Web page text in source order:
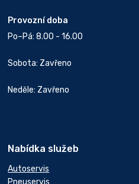
Provozní doba
Po–Pá: 8.00 - 16.00
Sobota: Zavřeno
Neděle: Zavřeno
Nabídka služeb
Autoservis
Pneuservis